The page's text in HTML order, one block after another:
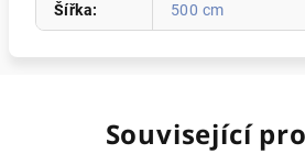
Šířka: 500 cm
Související